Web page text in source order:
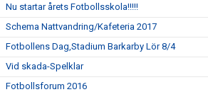
Nu startar årets Fotbollsskola!!!!!
Schema Nattvandring/Kafeteria 2017
Fotbollens Dag,Stadium Barkarby Lör 8/4
Vid skada-Spelklar
Fotbollsforum 2016